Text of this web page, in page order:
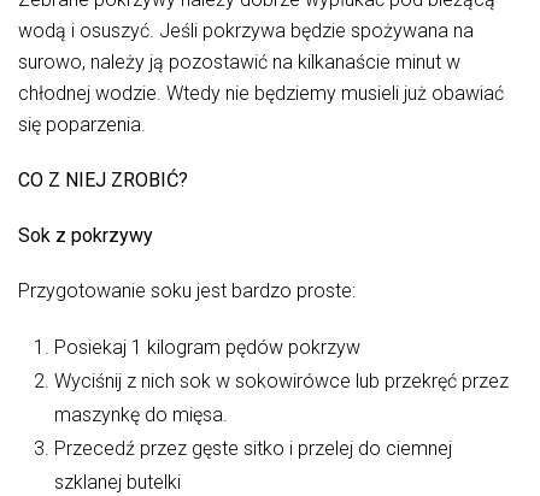
wodą i osuszyć. Jeśli pokrzywa będzie spożywana na
surowo, należy ją pozostawić na kilkanaście minut w
chłodnej wodzie. Wtedy nie będziemy musieli już obawiać
się poparzenia.
CO Z NIEJ ZROBIĆ?
Sok z pokrzywy
Przygotowanie soku jest bardzo proste:
Posiekaj 1 kilogram pędów pokrzyw
Wyciśnij z nich sok w sokowirówce lub przekręć przez
maszynkę do mięsa.
Przecedź przez gęste sitko i przelej do ciemnej
szklanej butelki